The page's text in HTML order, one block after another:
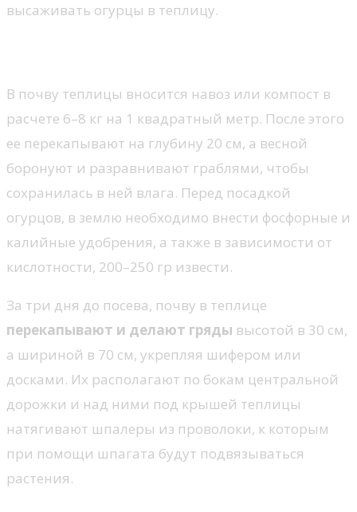
высаживать огурцы в теплицу.
В почву теплицы вносится навоз или компост в
расчете 6–8 кг на 1 квадратный метр. После этого
ее перекапывают на глубину 20 см, а весной
боронуют и разравнивают граблями, чтобы
сохранилась в ней влага. Перед посадкой
огурцов, в землю необходимо внести фосфорные и
калийные удобрения, а также в зависимости от
кислотности, 200–250 гр извести.
За три дня до посева, почву в теплице
перекапывают и делают гряды высотой в 30 см,
а шириной в 70 см, укрепляя шифером или
досками. Их располагают по бокам центральной
дорожки и над ними под крышей теплицы
натягивают шпалеры из проволоки, к которым
при помощи шпагата будут подвязываться
растения.